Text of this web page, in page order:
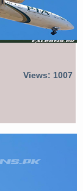
Views: 1007